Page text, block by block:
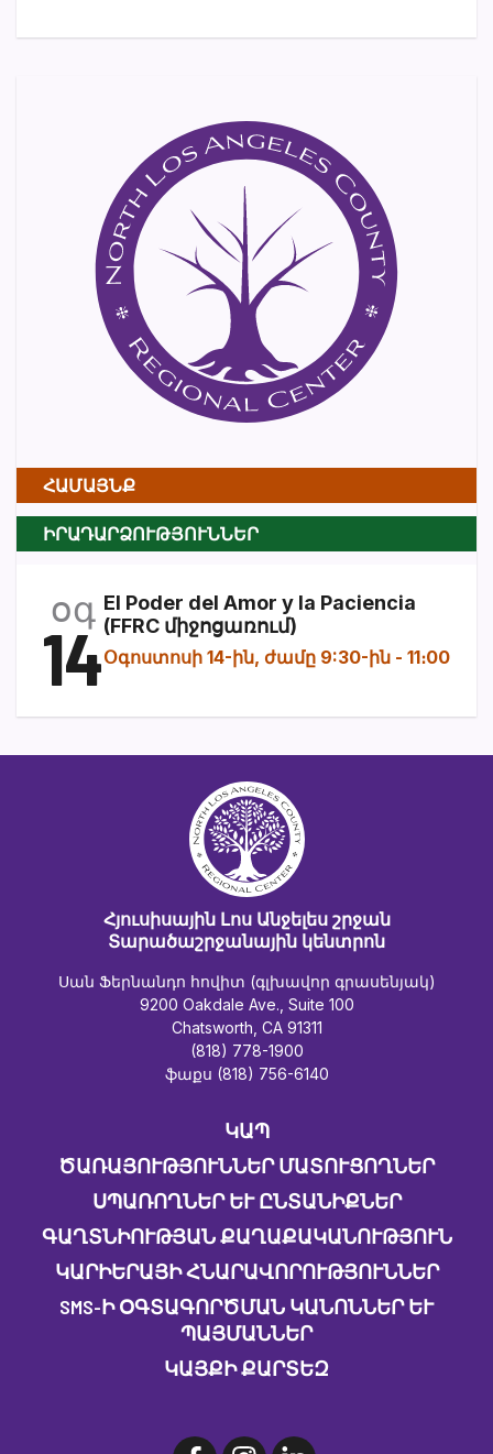
ՀԱՄԱՅՆՔ
ԻՐԱԴԱՐՁՈՒԹՅՈՒՆՆԵՐ
օգ
14
El Poder del Amor y la Paciencia
(FFRC միջոցառում)
Օգոստոսի 14-ին, ժամը 9:30-ին - 11։00
Հյուսիսային Լոս Անջելես շրջան
Տարածաշրջանային կենտրոն
Սան Ֆերնանդո հովիտ (գլխավոր գրասենյակ)
9200 Oakdale Ave., Suite 100
Chatsworth, CA 91311
(818) 778-1900
ֆաքս (818) 756-6140
ԿԱՊ
ԾԱՌԱՅՈՒԹՅՈՒՆՆԵՐ ՄԱՏՈՒՑՈՂՆԵՐ
ՍՊԱՌՈՂՆԵՐ ԵՒ ԸՆՏԱՆԻՔՆԵՐ
ԳԱՂՏՆԻՈՒԹՅԱՆ ՔԱՂԱՔԱԿԱՆՈՒԹՅՈՒՆ
ԿԱՐԻԵՐԱՅԻ ՀՆԱՐԱՎՈՐՈՒԹՅՈՒՆՆԵՐ
SMS-Ի ՕԳՏԱԳՈՐԾՄԱՆ ԿԱՆՈՆՆԵՐ ԵՒ Պ
ԱՅՄԱՆՆԵՐ
ԿԱՅՔԻ ՔԱՐՏԵԶ